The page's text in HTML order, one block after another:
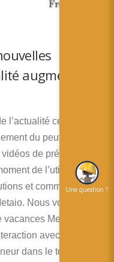
augmentée –
l’actualité cette
du peut être à
de présentation
de l’utilisation
et commence
Nous vous
Meta sous
avec Unity.
dans le tourisme et
Une question ?